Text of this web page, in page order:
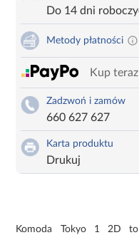
Do 14 dni
Metody płatności
Kup
Zadzwoń i zamów
660 627 627
Karta produktu
Drukuj
Komoda Tokyo 1 2D to